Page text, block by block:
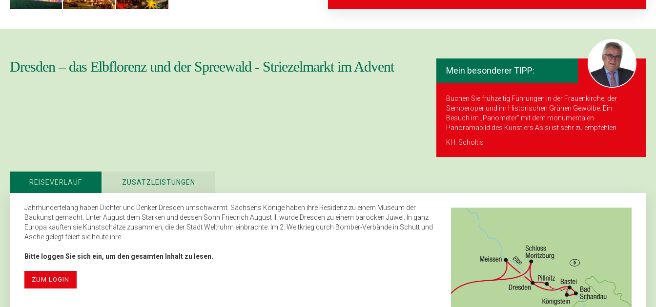
1 Übernachtung im 3-Sterne ACHAT-Hotel
Führung Spreewaldgurken-Fabrikation mit Verkostung
Führung Holländische Mühle in Straupitz
Spreewald-Buffet als Abendessen
Dresden – das Elbflorenz und der Spreewald - Striezelmarkt im Advent Mein besonderer TIPP:
Buchen Sie frühzeitig ­Führungen in der Frauenkirche, der
Semperoper und im Historischen Grünen Gewölbe. Ein
Besuch im „Panometer” mit dem monumentalen
Panoramabild des Künstlers Asisi ist sehr zu empfehlen.
KH. Scholtis
REISEVERLAUF ZUSATZLEISTUNGEN
Jahrhundertelang haben Dichter und Denker Dresden umschwärmt. Sachsens Könige haben ihre Residenz zu einem Museum der
Baukunst gemacht. Unter August dem Starken und dessen Sohn Friedrich August II. wurde Dresden zu einem barocken Juwel. In ganz
Europa kauften sie Kunstschätze zusammen, die der Stadt Weltruhm einbrachte. Im 2. Weltkrieg durch Bomber-Verbände in Schutt und
Asche gelegt feiert sie heute ihre ...
Bitte loggen Sie sich ein, um den gesamten Inhalt zu lesen.
ZUM LOGIN